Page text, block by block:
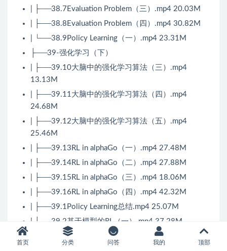
| ├──38.7Evaluation Problem（三）.mp4 20.03M
| ├──38.8Evaluation Problem（四）.mp4 30.82M
| └──38.9Policy Learning（一）.mp4 23.31M
├──39-强化学习（下）
| ├──39.10大脑中的强化学习算法（三）.mp4
13.13M
| ├──39.11大脑中的强化学习算法（四）.mp4
24.68M
| ├──39.12大脑中的强化学习算法（五）.mp4
25.46M
| ├──39.13RL in alphaGo（一）.mp4 27.48M
| ├──39.14RL in alphaGo（二）.mp4 27.88M
| ├──39.15RL in alphaGo（三）.mp4 18.06M
| ├──39.16RL in alphaGo（四）.mp4 42.32M
| ├──39.1Policy Learning总结.mp4 25.07M
| ├──39.2基于模型的RL（一）.mp4 37.28M
| ├──39.3基于模型的RL（二）.mp4 14.14M
首页 分类 问答 我的 顶部